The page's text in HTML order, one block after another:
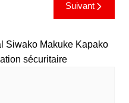
Suivant